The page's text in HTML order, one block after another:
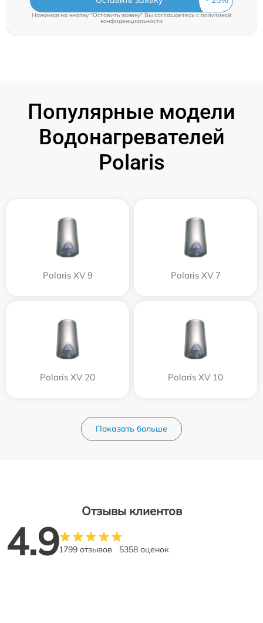
Нажимая на кнопку "Оставить заявку" Вы соглашаетесь cполитикой
конфиденциальности
Популярные модели
Водонагревателей
Polaris
Polaris XV 9 Polaris XV 7
Polaris XV 20 Polaris XV 10
Показать больше
Отзывы клиентов
4.91799 отзывов 5358 оценок